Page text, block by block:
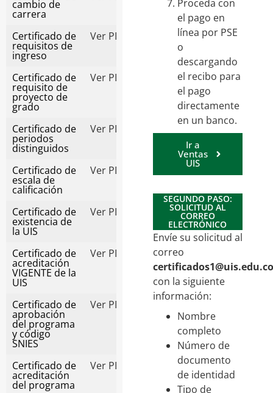
cambio de
carrera
Certificado de
requisitos de
ingreso
Ver PDF
Certificado de
requisito de
proyecto de
grado
Ver PDF
Certificado de
periodos
distinguidos
Ver PDF
Certificado de
escala de
calificación
Ver PDF
Certificado de
existencia de
la UIS
Ver PDF
Certificado de
acreditación
VIGENTE de la
UIS
Ver PDF
Certificado de
aprobación
del programa
y código
SNIES
Ver PDF
Certificado de
acreditación
del programa
Ver PDF
Proceda con
el pago en
línea por PSE
o
descargando
el recibo para
el pago
directamente
en un banco.
Ir a
Ventas
UIS
SEGUNDO PASO:
SOLICITUD AL
CORREO
ELECTRÓNICO
Envíe su solicitud al
correo
certificados1@uis.edu.co
con la siguiente
información:
Nombre
completo
Número de
documento
de identidad
Tipo de